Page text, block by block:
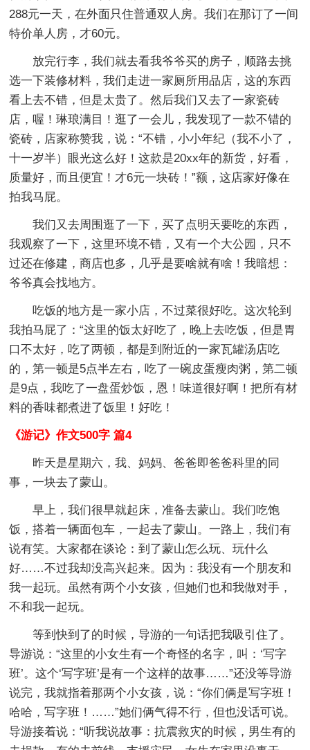
288元一天，在外面只住普通双人房。我们在那订了一间
特价单人房，才60元。
放完行李，我们就去看我爷爷买的房子，顺路去挑
选一下装修材料，我们走进一家厕所用品店，这的东西
看上去不错，但是太贵了。然后我们又去了一家瓷砖
店，喔！琳琅满目！逛了一会儿，我发现了一款不错的
瓷砖，店家称赞我，说：“不错，小小年纪（我不小了，
十一岁半）眼光这么好！这款是20xx年的新货，好看，
质量好，而且便宜！才6元一块砖！”额，这店家好像在
拍我马屁。
我们又去周围逛了一下，买了点明天要吃的东西，
我观察了一下，这里环境不错，又有一个大公园，只不
过还在修建，商店也多，几乎是要啥就有啥！我暗想：
爷爷真会找地方。
吃饭的地方是一家小店，不过菜很好吃。这次轮到
我拍马屁了：“这里的饭太好吃了，晚上去吃饭，但是胃
口不太好，吃了两顿，都是到附近的一家瓦罐汤店吃
的，第一顿是5点半左右，吃了一碗皮蛋瘦肉粥，第二顿
是9点，我吃了一盘蛋炒饭，恩！味道很好啊！把所有材
料的香味都煮进了饭里！好吃！
《游记》作文500字 篇4
昨天是星期六，我、妈妈、爸爸即爸爸科里的同
事，一块去了蒙山。
早上，我们很早就起床，准备去蒙山。我们吃饱
饭，搭着一辆面包车，一起去了蒙山。一路上，我们有
说有笑。大家都在谈论：到了蒙山怎么玩、玩什么
好……不过我却没高兴起来。因为：我没有一个朋友和
我一起玩。虽然有两个小女孩，但她们也和我做对手，
不和我一起玩。
等到快到了的时候，导游的一句话把我吸引住了。
导游说：“这里的小女生有一个奇怪的名字，叫：‘写字
班’。这个‘写字班’是有一个这样的故事……”还没等导游
说完，我就指着那两个小女孩，说：“你们俩是写字班！
哈哈，写字班！……”她们俩气得不行，但也没话可说。
导游接着说：“听我说故事：抗震救灾的时候，男生有的